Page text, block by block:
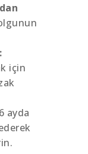
için
6 ayda